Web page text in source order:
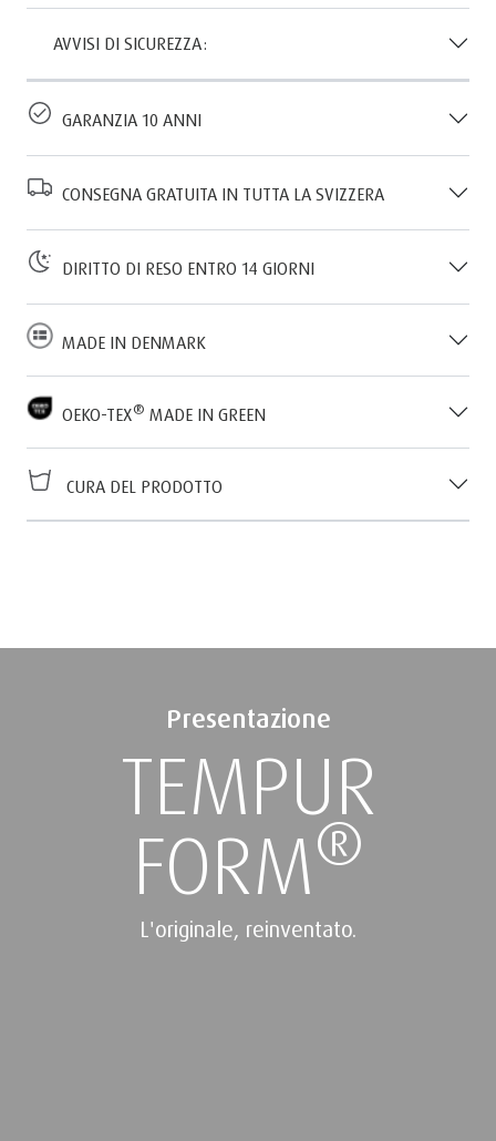
AVVISI DI SICUREZZA:
GARANZIA 10 ANNI
CONSEGNA GRATUITA IN TUTTA LA SVIZZERA
DIRITTO DI RESO ENTRO 14 GIORNI
MADE IN DENMARK
OEKO-TEX® MADE IN GREEN
CURA DEL PRODOTTO
Presentazione
TEMPUR
FORM®
L'originale, reinventato.